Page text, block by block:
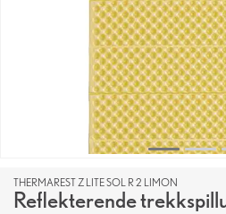
THERMAREST Z LITE SOL R 2 LIMON
Reflekterende